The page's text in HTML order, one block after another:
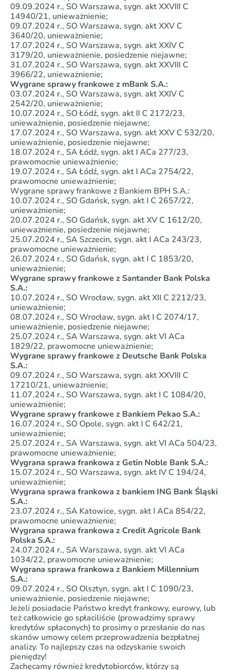
09.09.2024 r., SO Warszawa, sygn. akt XXVIII C
14940/21, unieważnienie;
09.07.2024 r., SO Warszawa, sygn. akt XXV C
3640/20, unieważnienie;
17.07.2024 r., SO Warszawa, sygn. akt XXIV C
3179/20, unieważnienie, posiedzenie niejawne;
31.07.2024 r., SO Warszawa, sygn. akt XXVIII C
3966/22, unieważnienie;
Wygrane sprawy frankowe z mBank S.A.:
03.07.2024 r., SO Warszawa, sygn. akt XXIV C
2542/20, unieważnienie;
10.07.2024 r., SO Łódź, sygn. akt II C 2172/23,
unieważnienie, posiedzenie niejawne;
17.07.2024 r., SO Warszawa, sygn. akt XXV C 532/20,
unieważnienie, posiedzenie niejawne;
18.07.2024 r., SA Łódź, sygn. akt I ACa 277/23,
prawomocnie unieważnienie;
19.07.2024 r., SA Łódź, sygn. akt I ACa 2754/22,
prawomocne unieważnienie;
Wygrane sprawy frankowe z Bankiem BPH S.A.:
10.07.2024 r., SO Gdańsk, sygn. akt I C 2657/22,
unieważnienie;
20.07.2024 r., SO Gdańsk, sygn. akt XV C 1612/20,
unieważnienie, posiedzenie niejawne;
25.07.2024 r., SA Szczecin, sygn. akt I ACa 243/23,
prawomocne unieważnienie;
26.07.2024 r., SO Gdańsk, sygn. akt I C 1853/20,
unieważnienie;
Wygrane sprawy frankowe z Santander Bank Polska
S.A.:
10.07.2024 r., SO Wrocław, sygn. akt XII C 2212/23,
unieważnienie;
08.07.2024 r., SO Wrocław, sygn. akt I C 2074/17,
unieważnienie, posiedzenie niejawne;
25.07.2024 r., SA Warszawa, sygn. akt VI ACa
1829/22, prawomocne unieważnienie;
Wygrane sprawy frankowe z Deutsche Bank Polska
S.A.:
09.07.2024 r., SO Warszawa, sygn. akt XXVIII C
17210/21, unieważnienie;
11.07.2024 r., SO Warszawa, sygn. akt I C 1084/20,
unieważnienie;
Wygrane sprawy frankowe z Bankiem Pekao S.A.:
16.07.2024 r., SO Opole, sygn. akt I C 642/21,
unieważnienie;
25.07.2024 r., SA Warszawa, sygn. akt VI ACa 504/23,
prawomocne unieważnienie;
Wygrana sprawa frankowa z Getin Noble Bank S.A.:
15.07.2024 r., SO Warszawa, sygn. akt IV C 194/24,
unieważnienie;
Wygrana sprawa frankowa z bankiem ING Bank Śląski
S.A.:
23.07.2024 r., SA Katowice, sygn. akt I ACa 854/22,
prawomocne unieważnienie;
Wygrana sprawa frankowa z Credit Agricole Bank
Polska S.A.:
24.07.2024 r., SA Warszawa, sygn. akt VI ACa
1034/22, prawomocne unieważnienie;
Wygrana sprawa frankowa z Bankiem Millennium
S.A.:
09.07.2024 r., SO Olsztyn, sygn. akt I C 1090/23,
unieważnienie, posiedzenie niejawne;
Jeżeli posiadacie Państwo kredyt frankowy, eurowy, lub
też całkowicie go spłaciliście (prowadzimy sprawy
kredytów spłaconych) to prosimy o przesłanie do nas
skanów umowy celem przeprowadzenia bezpłatnej
analizy. To najlepszy czas na odzyskanie swoich
pieniędzy!
Zachęcamy również kredytobiorców, którzy są